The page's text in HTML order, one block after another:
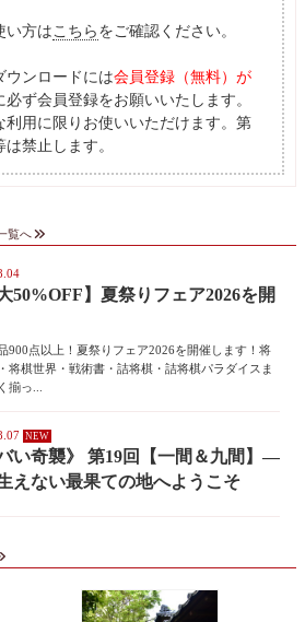
い方はこちらをご確認ください。
ンロードには会員登録（無料）が
ず会員登録をお願いいたします。
用に限りお使いいただけます。第
禁止します。
覧へ
50%OFF】夏祭りフェア2026を開
900点以上！夏祭りフェア2026を開催します！将
将棋世界・戦術書・詰将棋・詰将棋パラダイスま
揃っ...
バい奇襲》 第19回【一間＆九間】―
えない最果ての地へようこそ